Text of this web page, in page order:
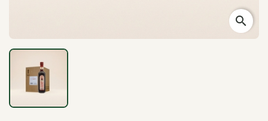
search